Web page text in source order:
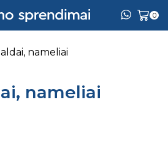
0
nameliai
nameliai